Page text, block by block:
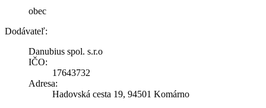
obec
Dodávateľ:
Danubius spol. s.r.o
IČO:
17643732
Adresa:
Hadovská cesta 19, 94501 Komárno